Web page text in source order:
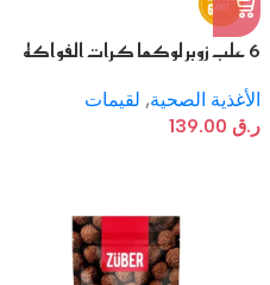
6 علب زوبر لوكما كرات الفواكه
السوداني
الأغذية الصحية, لقيمات
ر.ق